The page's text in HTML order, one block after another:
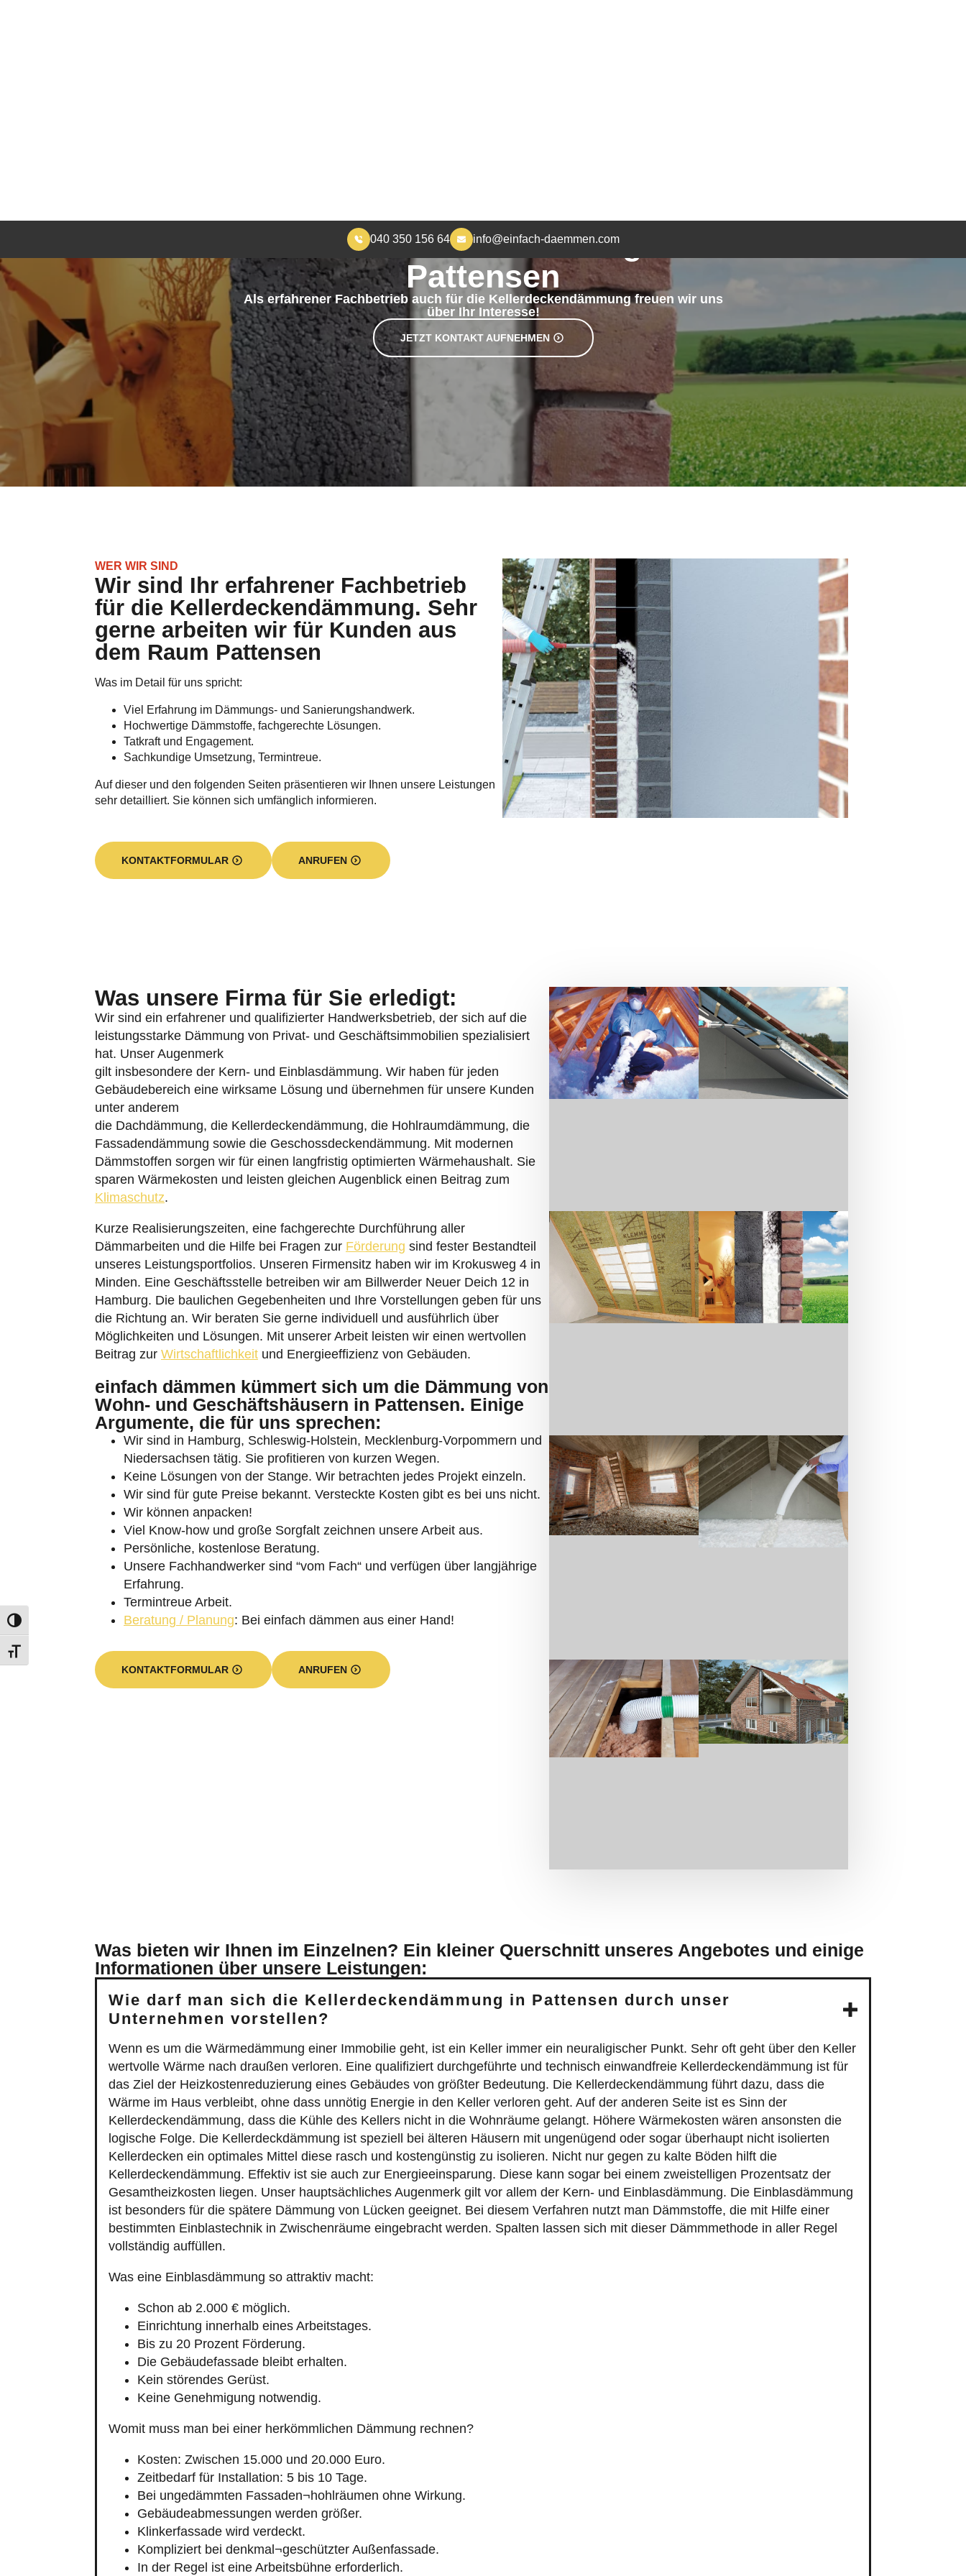
Umschalten auf hohe Kontraste
MEHR WOHNKOMFORT, WENIGER HEIZKOSTEN
Kellerdeckendämmung in
Pattensen
Als erfahrener Fachbetrieb auch für die Kellerdeckendämmung freuen wir uns
über Ihr Interesse!
JETZT KONTAKT AUFNEHMEN
WER WIR SIND
Wir sind Ihr erfahrener Fachbetrieb
für die Kellerdeckendämmung. Sehr
gerne arbeiten wir für Kunden aus
dem Raum Pattensen
Was im Detail für uns spricht:
Viel Erfahrung im Dämmungs- und Sanierungshandwerk.
Hochwertige Dämmstoffe, fachgerechte Lösungen.
Tatkraft und Engagement.
Sachkundige Umsetzung, Termintreue.
Auf dieser und den folgenden Seiten präsentieren wir Ihnen unsere Leistungen
sehr detailliert. Sie können sich umfänglich informieren.
KONTAKTFORMULAR ANRUFEN
Was unsere Firma für Sie erledigt:
Wir sind ein erfahrener und qualifizierter Handwerksbetrieb, der sich auf die
leistungsstarke Dämmung von Privat- und Geschäftsimmobilien spezialisiert
hat. Unser Augenmerk
gilt insbesondere der Kern- und Einblasdämmung. Wir haben für jeden
Gebäudebereich eine wirksame Lösung und übernehmen für unsere Kunden
unter anderem
die Dachdämmung, die Kellerdeckendämmung, die Hohlraumdämmung, die
Fassadendämmung sowie die Geschossdeckendämmung. Mit modernen
Dämmstoffen sorgen wir für einen langfristig optimierten Wärmehaushalt. Sie
sparen Wärmekosten und leisten gleichen Augenblick einen Beitrag zum
Klimaschutz.
Kurze Realisierungszeiten, eine fachgerechte Durchführung aller
Dämmarbeiten und die Hilfe bei Fragen zur Förderung sind fester Bestandteil
unseres Leistungsportfolios. Unseren Firmensitz haben wir im Krokusweg 4 in
Minden. Eine Geschäftsstelle betreiben wir am Billwerder Neuer Deich 12 in
Hamburg. Die baulichen Gegebenheiten und Ihre Vorstellungen geben für uns
die Richtung an. Wir beraten Sie gerne individuell und ausführlich über
Möglichkeiten und Lösungen. Mit unserer Arbeit leisten wir einen wertvollen
Beitrag zur Wirtschaftlichkeit und Energieeffizienz von Gebäuden.
einfach dämmen kümmert sich um die Dämmung von
Wohn- und Geschäftshäusern in Pattensen. Einige
Argumente, die für uns sprechen:
Wir sind in Hamburg, Schleswig-Holstein, Mecklenburg-Vorpommern und
Niedersachsen tätig. Sie profitieren von kurzen Wegen.
Keine Lösungen von der Stange. Wir betrachten jedes Projekt einzeln.
Wir sind für gute Preise bekannt. Versteckte Kosten gibt es bei uns nicht.
Wir können anpacken!
Viel Know-how und große Sorgfalt zeichnen unsere Arbeit aus.
Persönliche, kostenlose Beratung.
Unsere Fachhandwerker sind “vom Fach“ und verfügen über langjährige
Erfahrung.
Termintreue Arbeit.
Beratung / Planung: Bei einfach dämmen aus einer Hand!
KONTAKTFORMULAR ANRUFEN
Was bieten wir Ihnen im Einzelnen? Ein kleiner Querschnitt unseres Angebotes und einige
Informationen über unsere Leistungen:
Wie darf man sich die Kellerdeckendämmung in Pattensen durch unser
Unternehmen vorstellen?
Wenn es um die Wärmedämmung einer Immobilie geht, ist ein Keller immer ein neuraligischer Punkt. Sehr oft geht über den Keller
wertvolle Wärme nach draußen verloren. Eine qualifiziert durchgeführte und technisch einwandfreie Kellerdeckendämmung ist für
das Ziel der Heizkostenreduzierung eines Gebäudes von größter Bedeutung. Die Kellerdeckendämmung führt dazu, dass die
Wärme im Haus verbleibt, ohne dass unnötig Energie in den Keller verloren geht. Auf der anderen Seite ist es Sinn der
Kellerdeckendämmung, dass die Kühle des Kellers nicht in die Wohnräume gelangt. Höhere Wärmekosten wären ansonsten die
logische Folge. Die Kellerdeckdämmung ist speziell bei älteren Häusern mit ungenügend oder sogar überhaupt nicht isolierten
Kellerdecken ein optimales Mittel diese rasch und kostengünstig zu isolieren. Nicht nur gegen zu kalte Böden hilft die
Kellerdeckendämmung. Effektiv ist sie auch zur Energieeinsparung. Diese kann sogar bei einem zweistelligen Prozentsatz der
Gesamtheizkosten liegen. Unser hauptsächliches Augenmerk gilt vor allem der Kern- und Einblasdämmung. Die Einblasdämmung
ist besonders für die spätere Dämmung von Lücken geeignet. Bei diesem Verfahren nutzt man Dämmstoffe, die mit Hilfe einer
bestimmten Einblastechnik in Zwischenräume eingebracht werden. Spalten lassen sich mit dieser Dämmmethode in aller Regel
vollständig auffüllen.
Was eine Einblasdämmung so attraktiv macht:
Schon ab 2.000 € möglich.
Einrichtung innerhalb eines Arbeitstages.
Bis zu 20 Prozent Förderung.
Die Gebäudefassade bleibt erhalten.
Kein störendes Gerüst.
Keine Genehmigung notwendig.
Womit muss man bei einer herkömmlichen Dämmung rechnen?
Kosten: Zwischen 15.000 und 20.000 Euro.
Zeitbedarf für Installation: 5 bis 10 Tage.
Bei ungedämmten Fassaden¬hohlräumen ohne Wirkung.
Gebäudeabmessungen werden größer.
Klinkerfassade wird verdeckt.
Kompliziert bei denkmal¬geschützter Außenfassade.
In der Regel ist eine Arbeitsbühne erforderlich.